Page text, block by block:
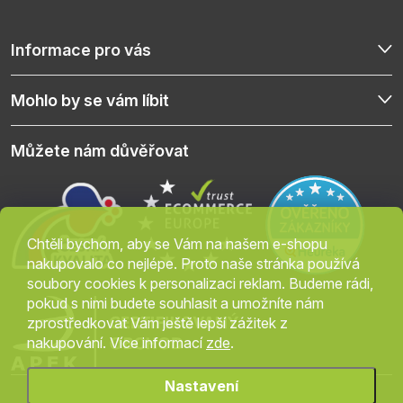
Chtěli bychom, aby se Vám na našem e-shopu
nakupovalo co nejlépe. Proto naše stránka používá
soubory cookies k personalizaci reklam. Budeme rádi,
pokud s nimi budete souhlasit a umožníte nám
zprostředkovat Vám ještě lepší zážitek z
nakupování. Více informací zde.
Nastavení
Informace pro vás
Mohlo by se vám líbit
Můžete nám důvěřovat